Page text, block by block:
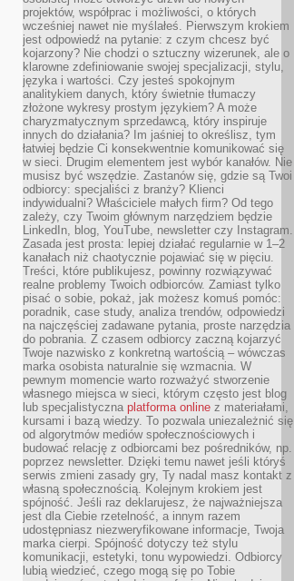
projektów, współprac i możliwości, o których
wcześniej nawet nie myślałeś. Pierwszym krokiem
jest odpowiedź na pytanie: z czym chcesz być
kojarzony? Nie chodzi o sztuczny wizerunek, ale o
klarowne zdefiniowanie swojej specjalizacji, stylu,
języka i wartości. Czy jesteś spokojnym
analitykiem danych, który świetnie tłumaczy
złożone wykresy prostym językiem? A może
charyzmatycznym sprzedawcą, który inspiruje
innych do działania? Im jaśniej to określisz, tym
łatwiej będzie Ci konsekwentnie komunikować się
w sieci. Drugim elementem jest wybór kanałów. Nie
musisz być wszędzie. Zastanów się, gdzie są Twoi
odbiorcy: specjaliści z branży? Klienci
indywidualni? Właściciele małych firm? Od tego
zależy, czy Twoim głównym narzędziem będzie
LinkedIn, blog, YouTube, newsletter czy Instagram.
Zasada jest prosta: lepiej działać regularnie w 1–2
kanałach niż chaotycznie pojawiać się w pięciu.
Treści, które publikujesz, powinny rozwiązywać
realne problemy Twoich odbiorców. Zamiast tylko
pisać o sobie, pokaż, jak możesz komuś pomóc:
poradnik, case study, analiza trendów, odpowiedzi
na najczęściej zadawane pytania, proste narzędzia
do pobrania. Z czasem odbiorcy zaczną kojarzyć
Twoje nazwisko z konkretną wartością – wówczas
marka osobista naturalnie się wzmacnia. W
pewnym momencie warto rozważyć stworzenie
własnego miejsca w sieci, którym często jest blog
lub specjalistyczna platforma online z materiałami,
kursami i bazą wiedzy. To pozwala uniezależnić się
od algorytmów mediów społecznościowych i
budować relację z odbiorcami bez pośredników, np.
poprzez newsletter. Dzięki temu nawet jeśli któryś
serwis zmieni zasady gry, Ty nadal masz kontakt z
własną społecznością. Kolejnym krokiem jest
spójność. Jeśli raz deklarujesz, że najważniejsza
jest dla Ciebie rzetelność, a innym razem
udostępniasz niezweryfikowane informacje, Twoja
marka cierpi. Spójność dotyczy też stylu
komunikacji, estetyki, tonu wypowiedzi. Odbiorcy
lubią wiedzieć, czego mogą się po Tobie